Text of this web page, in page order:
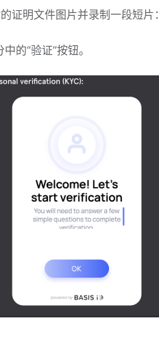
证明文件图片并录制一段短片：
的“验证”按钮。